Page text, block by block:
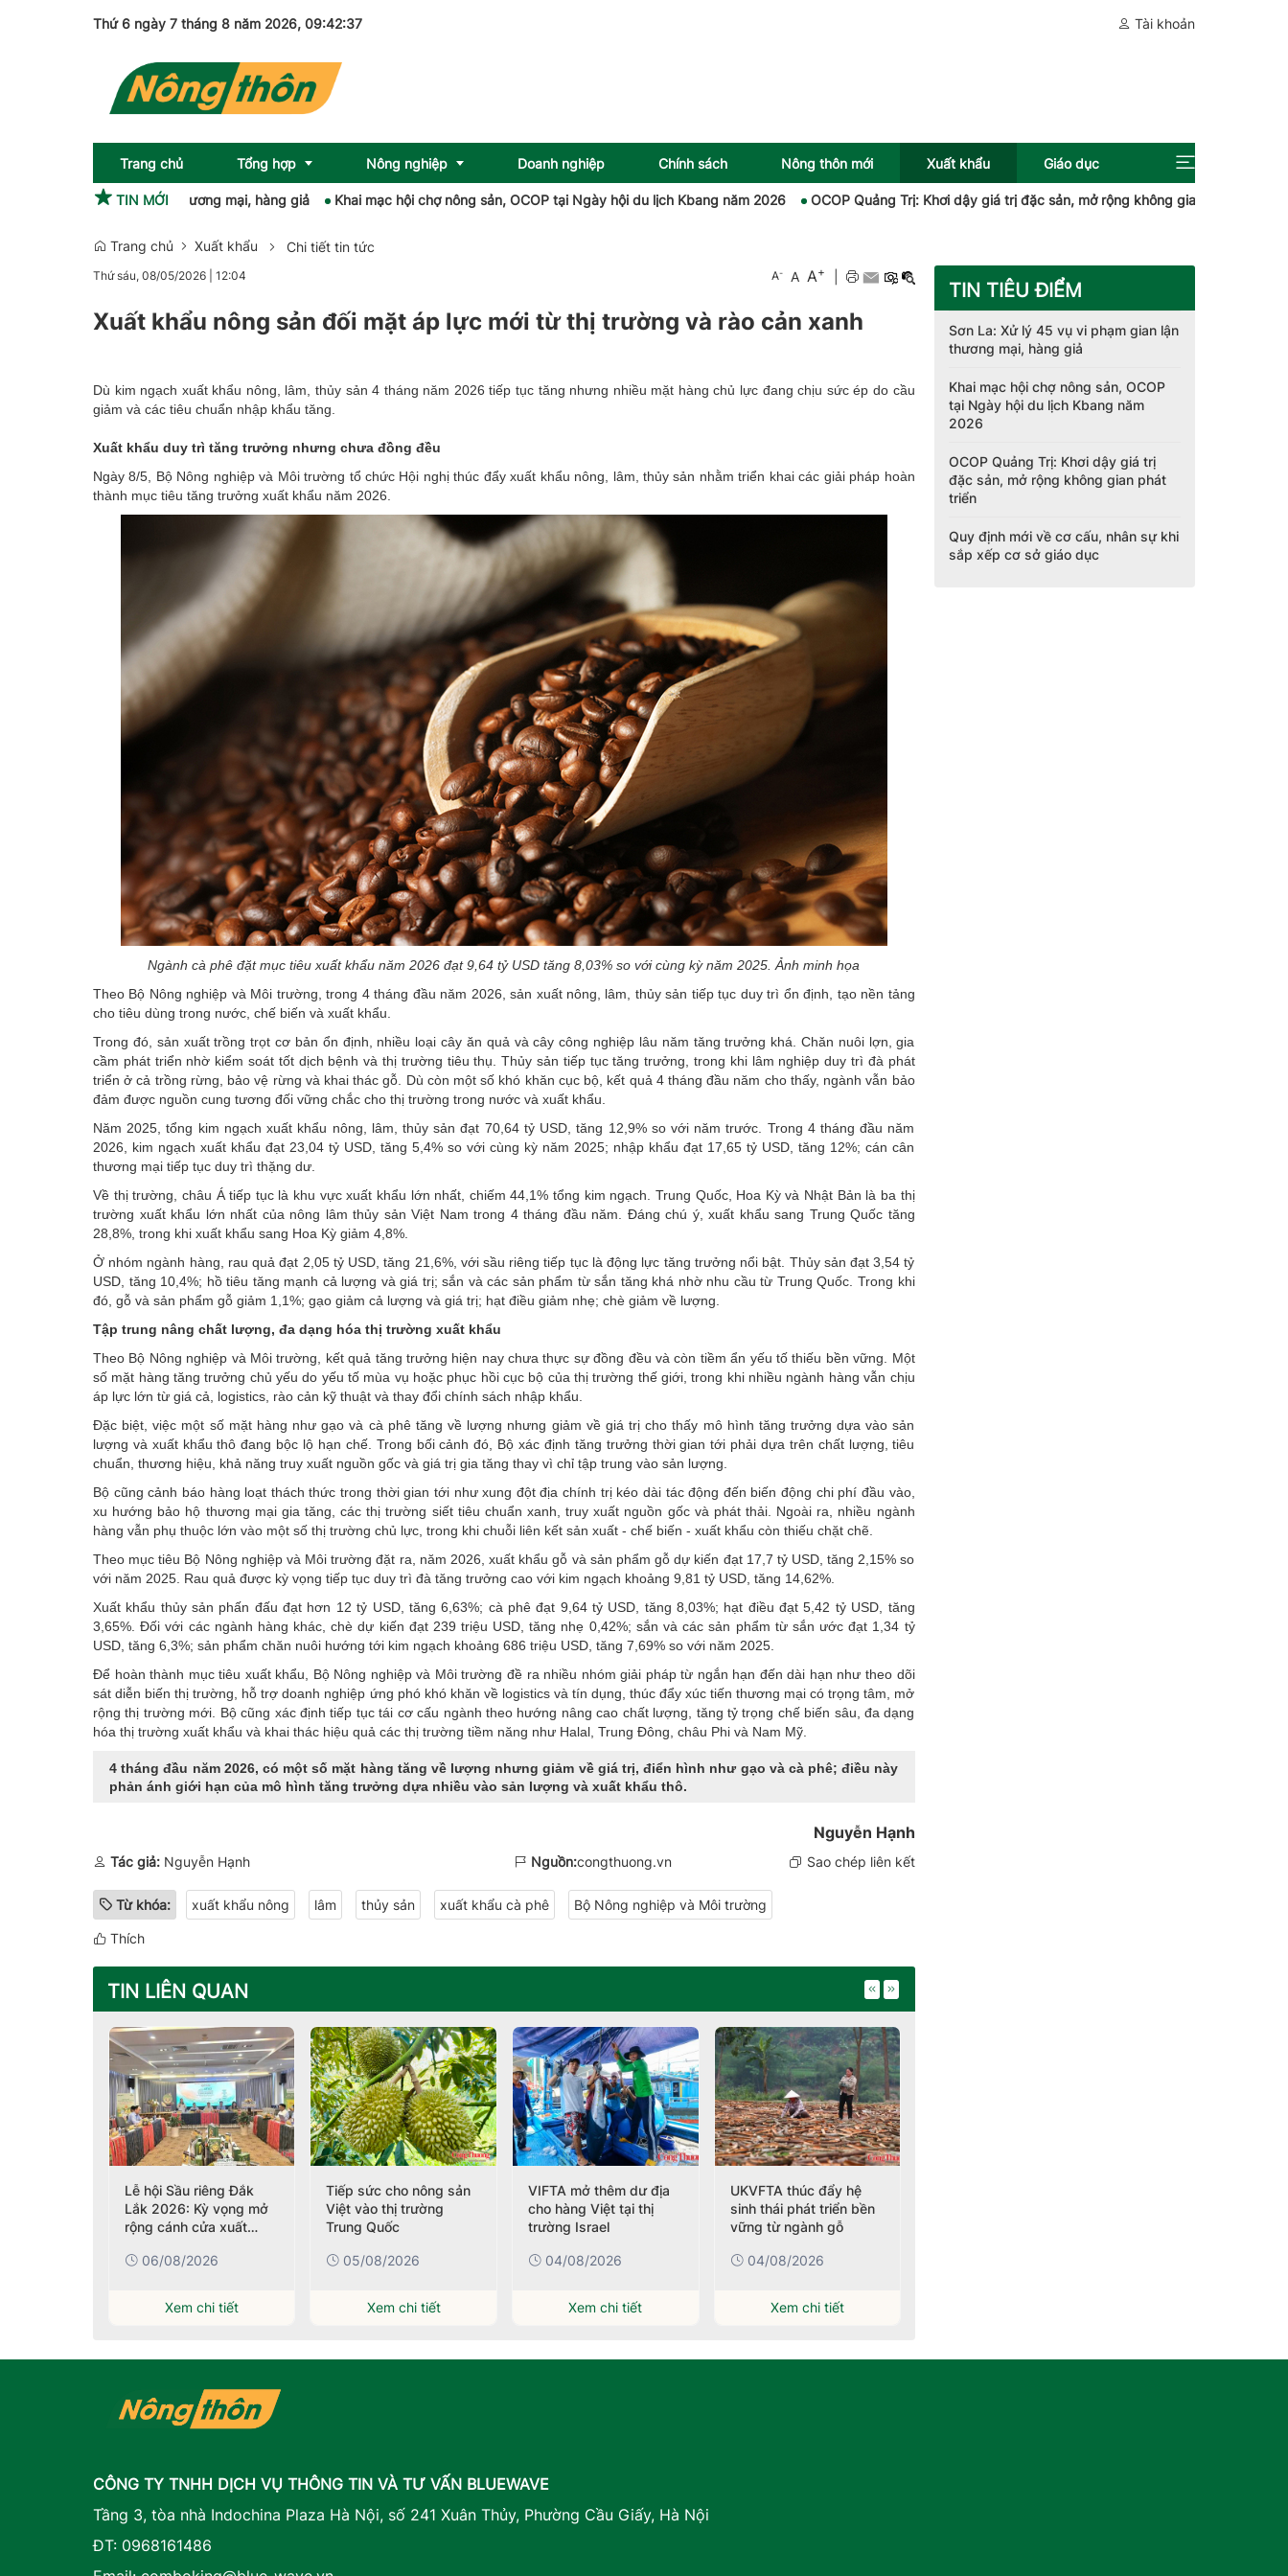
Thứ 6 ngày 7 tháng 8 năm 2026, 09:42:38 Tài khoản
Trang chủ Tổng hợp
Sức khỏe
Giải trí
Nông nghiệp
OCOP
Doanh nghiệp Chính sách Nông thôn mới Xuất khẩu Giáo dục
vụ vi phạm gian lận thương mại, hàng giả Khai mạc hội chợ nông sản, OCOP tại Ngày hội du lịch Kbang năm 2026 OCOP Quảng Trị: Khơi dậy giá trị đặc sản, mở rộng không gian phát triển
TIN MỚI
Trang chủ Xuất khẩu Chi tiết tin tức
Thứ sáu, 08/05/2026 12:04 A- A A+
Xuất khẩu nông sản đối mặt áp lực mới từ thị trường và rào cản xanh
Dù kim ngạch xuất khẩu nông, lâm, thủy sản 4 tháng năm 2026 tiếp tục tăng nhưng nhiều mặt hàng chủ lực đang chịu sức ép do cầu
giảm và các tiêu chuẩn nhập khẩu tăng.
Xuất khẩu duy trì tăng trưởng nhưng chưa đồng đều
Ngày 8/5, Bộ Nông nghiệp và Môi trường tổ chức Hội nghị thúc đẩyxuất khẩu nông, lâm, thủy sản nhằm triển khai các giải pháp hoàn
thành mục tiêu tăng trưởng xuất khẩu năm 2026.
Ngành cà phê đặt mục tiêu xuất khẩu năm 2026 đạt 9,64 tỷ USD tăng 8,03% so với cùng kỳ năm 2025. Ảnh minh họa
Theo Bộ Nông nghiệp và Môi trường, trong 4 tháng đầu năm 2026, sản xuất nông, lâm, thủy sản tiếp tục duy trì ổn định, tạo nền tảng
cho tiêu dùng trong nước, chế biến và xuất khẩu.
Trong đó, sản xuất trồng trọt cơ bản ổn định, nhiều loại cây ăn quả và cây công nghiệp lâu năm tăng trưởng khá. Chăn nuôi lợn, gia
cầm phát triển nhờ kiểm soát tốt dịch bệnh và thị trường tiêu thụ. Thủy sản tiếp tục tăng trưởng, trong khi lâm nghiệp duy trì đà phát
triển ở cả trồng rừng, bảo vệ rừng và khai thác gỗ. Dù còn một số khó khăn cục bộ, kết quả 4 tháng đầu năm cho thấy, ngành vẫn bảo
đảm được nguồn cung tương đối vững chắc cho thị trường trong nước và xuất khẩu.
Năm 2025, tổng kim ngạch xuất khẩu nông, lâm, thủy sản đạt 70,64 tỷ USD, tăng 12,9% so với năm trước. Trong 4 tháng đầu năm
2026, kim ngạch xuất khẩu đạt 23,04 tỷ USD, tăng 5,4% so với cùng kỳ năm 2025; nhập khẩu đạt 17,65 tỷ USD, tăng 12%; cán cân
thương mại tiếp tục duy trì thặng dư.
Về thị trường, châu Á tiếp tục là khu vực xuất khẩu lớn nhất, chiếm 44,1% tổng kim ngạch. Trung Quốc, Hoa Kỳ và Nhật Bản là ba thị
trường xuất khẩu lớn nhất của nông lâm thủy sản Việt Nam trong 4 tháng đầu năm. Đáng chú ý, xuất khẩu sang Trung Quốc tăng
28,8%, trong khi xuất khẩu sang Hoa Kỳ giảm 4,8%.
Ở nhóm ngành hàng, rau quả đạt 2,05 tỷ USD, tăng 21,6%, với sầu riêng tiếp tục là động lực tăng trưởng nổi bật. Thủy sản đạt 3,54 tỷ
USD, tăng 10,4%; hồ tiêu tăng mạnh cả lượng và giá trị; sắn và các sản phẩm từ sắn tăng khá nhờ nhu cầu từ Trung Quốc. Trong khi
đó, gỗ và sản phẩm gỗ giảm 1,1%; gạo giảm cả lượng và giá trị; hạt điều giảm nhẹ; chè giảm về lượng.
Tập trung nâng chất lượng, đa dạng hóa thị trường xuất khẩu
Theo Bộ Nông nghiệp và Môi trường, kết quả tăng trưởng hiện nay chưa thực sự đồng đều và còn tiềm ẩn yếu tố thiếu bền vững. Một
số mặt hàng tăng trưởng chủ yếu do yếu tố mùa vụ hoặc phục hồi cục bộ của thị trường thế giới, trong khi nhiều ngành hàng vẫn chịu
áp lực lớn từ giá cả, logistics, rào cản kỹ thuật và thay đổi chính sách nhập khẩu.
Đặc biệt, việc một số mặt hàng như gạo và cà phê tăng về lượng nhưng giảm về giá trị cho thấy mô hình tăng trưởng dựa vào sản
lượng và xuất khẩu thô đang bộc lộ hạn chế. Trong bối cảnh đó, Bộ xác định tăng trưởng thời gian tới phải dựa trên chất lượng, tiêu
chuẩn, thương hiệu, khả năng truy xuất nguồn gốc và giá trị gia tăng thay vì chỉ tập trung vào sản lượng.
Bộ cũng cảnh báo hàng loạt thách thức trong thời gian tới như xung đột địa chính trị kéo dài tác động đến biến động chi phí đầu vào,
xu hướng bảo hộ thương mại gia tăng, các thị trường siết tiêu chuẩn xanh, truy xuất nguồn gốc và phát thải. Ngoài ra, nhiều ngành
hàng vẫn phụ thuộc lớn vào một số thị trường chủ lực, trong khi chuỗi liên kết sản xuất - chế biến - xuất khẩu còn thiếu chặt chẽ.
Theo mục tiêu Bộ Nông nghiệp và Môi trường đặt ra, năm 2026, xuất khẩu gỗ và sản phẩm gỗ dự kiến đạt 17,7 tỷ USD, tăng 2,15% so
với năm 2025. Rau quả được kỳ vọng tiếp tục duy trì đà tăng trưởng cao với kim ngạch khoảng 9,81 tỷ USD, tăng 14,62%.
Xuất khẩu thủy sản phấn đấu đạt hơn 12 tỷ USD, tăng 6,63%; cà phêđạt 9,64 tỷ USD, tăng 8,03%; hạt điều đạt 5,42 tỷ USD, tăng
3,65%. Đối với các ngành hàng khác, chè dự kiến đạt 239 triệu USD, tăng nhẹ 0,42%; sắn và các sản phẩm từ sắn ước đạt 1,34 tỷ
USD, tăng 6,3%; sản phẩm chăn nuôi hướng tới kim ngạch khoảng 686 triệu USD, tăng 7,69% so với năm 2025.
Để hoàn thành mục tiêu xuất khẩu, Bộ Nông nghiệp và Môi trường đề ra nhiều nhóm giải pháp từ ngắn hạn đến dài hạn như theo dõi
sát diễn biến thị trường, hỗ trợ doanh nghiệp ứng phó khó khăn về logistics và tín dụng, thúc đẩy xúc tiến thương mại có trọng tâm, mở
rộng thị trường mới. Bộ cũng xác định tiếp tục tái cơ cấu ngành theo hướng nâng cao chất lượng, tăng tỷ trọng chế biến sâu, đa dạng
hóa thị trường xuất khẩu và khai thác hiệu quả các thị trường tiềm năng như Halal, Trung Đông, châu Phi và Nam Mỹ.
4 tháng đầu năm 2026, có một số mặt hàng tăng về lượng nhưng giảm về giá trị, điển hình như gạo và cà phê; điều này
phản ánh giới hạn của mô hình tăng trưởng dựa nhiều vào sản lượng và xuất khẩu thô.
Nguyễn Hạnh
Tác giả: Nguyễn Hạnh Nguồn:congthuong.vn Sao chép liên kết
Từ khóa: xuất khẩu nông lâm thủy sản xuất khẩu cà phê Bộ Nông nghiệp và Môi trường
Thích
TIN LIÊN QUAN
Lễ hội Sầu riêng Đắk
Lắk 2026: Kỳ vọng mở
rộng cánh cửa xuất
06/08/2026
Xem chi tiết
Tiếp sức cho nông sản
Việt vào thị trường
Trung Quốc
05/08/2026
Xem chi tiết
VIFTA mở thêm dư địa
cho hàng Việt tại thị
trường Israel
04/08/2026
Xem chi tiết
UKVFTA thúc đẩy hệ
sinh thái phát triển bền
vững từ ngành gỗ
04/08/2026
Xem chi tiết
TIN TIÊU ĐIỂM
Sơn La: Xử lý 45 vụ vi phạm gian lận
thương mại, hàng giả
Khai mạc hội chợ nông sản, OCOP
tại Ngày hội du lịch Kbang năm
2026
OCOP Quảng Trị: Khơi dậy giá trị
đặc sản, mở rộng không gian phát
triển
Quy định mới về cơ cấu, nhân sự khi
sắp xếp cơ sở giáo dục
CÔNG TY TNHH DỊCH VỤ THÔNG TIN VÀ TƯ VẤN BLUEWAVE
Tầng 3, tòa nhà Indochina Plaza Hà Nội, số 241 Xuân Thủy, Phường Cầu Giấy, Hà Nội
ĐT: 0968161486